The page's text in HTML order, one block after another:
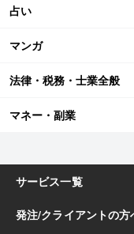
占い
マンガ
法律・税務・士業全般
マネー・副業